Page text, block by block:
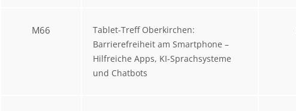
M66
Tablet-Treff Oberkirchen:
Barrierefreiheit am Smartphone –
Hilfreiche Apps, KI-Sprachsysteme
und Chatbots